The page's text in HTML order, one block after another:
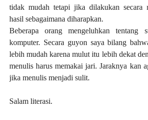
tidak mudah tetapi jika dilakukan secara
hasil sebagaimana diharapkan.
Beberapa orang mengeluhkan tentang
komputer. Secara guyon saya bilang
lebih mudah karena mulut itu lebih dekat
menulis harus memakai jari. Jaraknya kan
jika menulis menjadi sulit.
Salam literasi.